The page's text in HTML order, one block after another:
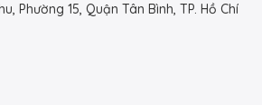
Phường 15, Quận Tân Bình, TP. Hồ Chí